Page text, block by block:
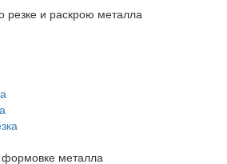
резке и раскрою металла
формовке металла